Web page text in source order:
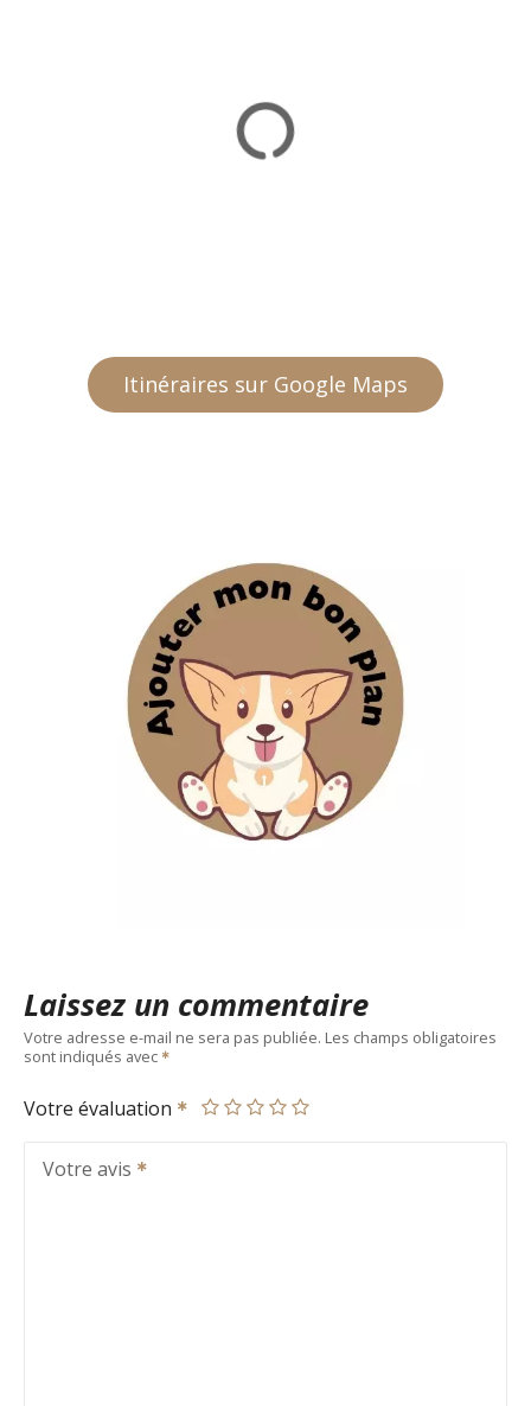
Itinéraires sur Google Maps
Laissez un commentaire
Votre adresse e-mail ne sera pas publiée. Les champs obligatoires
sont indiqués avec
Votre évaluation
Votre avis